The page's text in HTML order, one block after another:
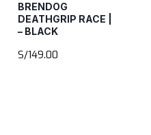
BRENDOG
DEATHGRIP RACE |
– BLACK
S/149.00